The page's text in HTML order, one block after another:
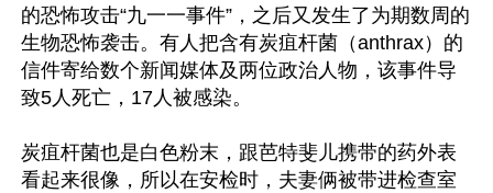
的恐怖攻击“九一一事件”，之后又发生了为期数周的
生物恐怖袭击。有人把含有炭疽杆菌（anthrax）的
信件寄给数个新闻媒体及两位政治人物，该事件导
致5人死亡，17人被感染。
炭疽杆菌也是白色粉末，跟芭特斐儿携带的药外表
看起来很像，所以在安检时，夫妻俩被带进检查室